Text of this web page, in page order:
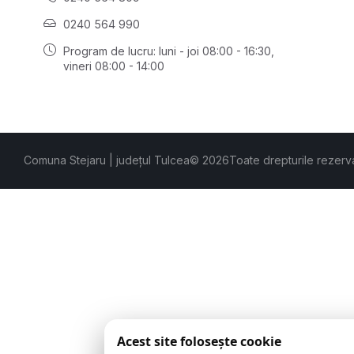
0240 564 990
Program de lucru: luni - joi 08:00 - 16:30,
vineri 08:00 - 14:00
Comuna Stejaru | județul Tulcea© 2026Toate drepturile
Acest site folosește cookie